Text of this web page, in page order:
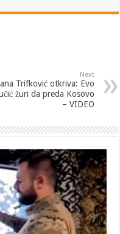
Next
Trifković otkriva: Evo
žuri da preda Kosovo
– VIDEO